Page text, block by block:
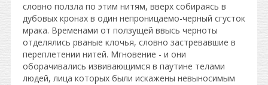
словно ползла по этим нитям, вверх собираясь в
дубовых кронах в один непроницаемо-черный сгусток
мрака. Временами от ползущей ввысь черноты
отделялись рваные клочья, словно застревавшие в
переплетении нитей. Мгновение - и они
оборачивались извивающимся в паутине телами
людей, лица которых были искажены невыносимым